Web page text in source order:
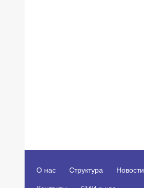
О нас Структура Новости